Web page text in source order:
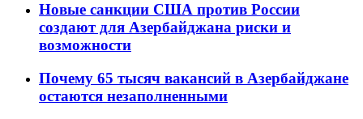
Новые санкции США против России
создают для Азербайджана риски и
возможности
Почему 65 тысяч вакансий в Азербайджане
остаются незаполненными